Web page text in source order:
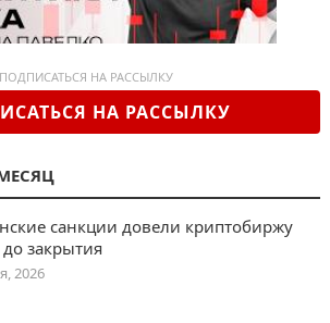
ПОДПИСАТЬСЯ НА РАССЫЛКУ
НА РАССЫЛКУ
санкции довели криптобиржу
до закрытия
2026